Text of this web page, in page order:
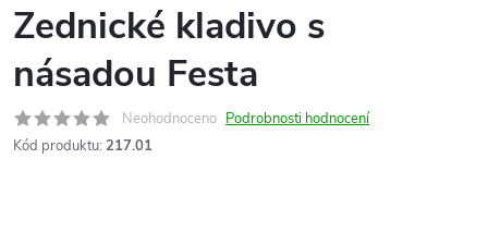
Zednické kladivo s
násadou Festa
Neohodnoceno Podrobnosti hodnocení
Kód produktu: 217.01